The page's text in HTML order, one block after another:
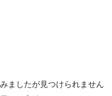
ましたが見つけられません